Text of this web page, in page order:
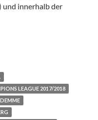
innerhalb der
2017/2018 – Teil II
LEAGUE 2017/2018